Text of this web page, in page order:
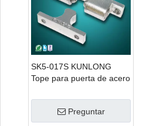
SK5-017S KUNLONG
Tope para puerta de acero
Preguntar